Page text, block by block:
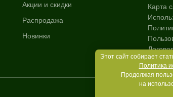
Акции и скидки
Распродажа
Новинки
Карта
Этот сайт собирает
Политика
Продолжая
на